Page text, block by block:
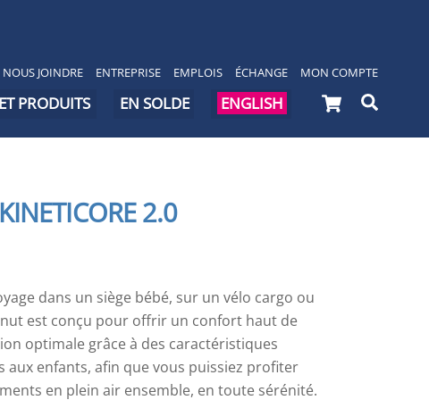
NOUS JOINDRE ENTREPRISE EMPLOIS ÉCHANGE MON COMPTE
Cart
PRODUITS EN SOLDE ENGLISH
2.0
dans un siège bébé, sur un vélo cargo ou
est conçu pour offrir un confort haut de
optimale grâce à des caractéristiques
aux enfants, afin que vous puissiez profiter
en plein air ensemble, en toute sérénité.